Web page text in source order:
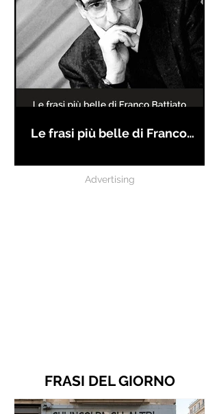
Le frasi più belle di Franco
Advertising
FRASI DEL GIORNO